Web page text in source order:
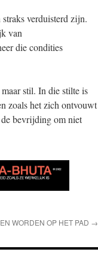
verduisterd zijn.
van
die condities
stil. In die stilte is
zoals het zich ontvouwt
bevrijding om niet
WORDEN OP HET PAD →